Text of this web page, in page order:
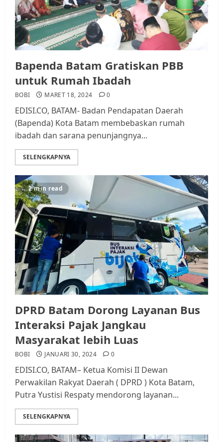
Bapenda Batam Gratiskan PBB
untuk Rumah Ibadah
BOBI MARET 18, 2024 0
EDISI.CO, BATAM- Badan Pendapatan Daerah
(Bapenda) Kota Batam membebaskan rumah
ibadah dan sarana penunjangnya...
SELENGKAPNYA
2 min read
DPRD Batam Dorong Layanan Bus
Interaksi Pajak Jangkau
Masyarakat lebih Luas
BOBI JANUARI 30, 2024 0
EDISI.CO, BATAM– Ketua Komisi II Dewan
Perwakilan Rakyat Daerah ( DPRD ) Kota Batam,
Putra Yustisi Respaty mendorong layanan...
SELENGKAPNYA